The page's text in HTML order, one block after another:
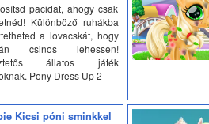
pacidat, ahogy csak
Különböző ruhákba
a lovacskát, hogy
csinos lehessen!
állatos játék
Pony Dress Up 2
Kicsi póni sminkkel